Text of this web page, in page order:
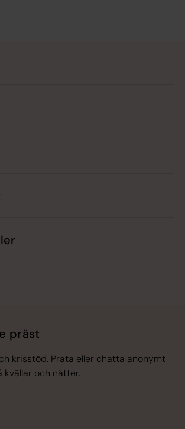
präst
krisstöd. Prata eller chatta anonymt
kvällar och nätter.